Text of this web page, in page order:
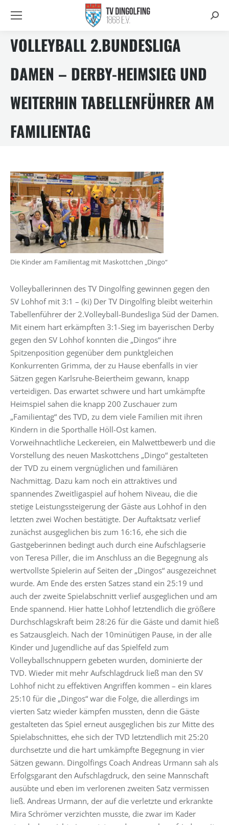
VOLLEYBALL 2.BUNDESLIGA
DAMEN – DERBY-HEIMSIEG UND
WEITERHIN TABELLENFÜHRER AM
FAMILIENTAG
Die Kinder am Familientag mit Maskottchen „Dingo“
Volleyballerinnen des TV Dingolfing gewinnen gegen den
SV Lohhof mit 3:1 – (ki) Der TV Dingolfing bleibt weiterhin
Tabellenführer der 2.Volleyball-Bundesliga Süd der Damen.
Mit einem hart erkämpften 3:1-Sieg im bayerischen Derby
gegen den SV Lohhof konnten die „Dingos“ ihre
Spitzenposition gegenüber dem punktgleichen
Konkurrenten Grimma, der zu Hause ebenfalls in vier
Sätzen gegen Karlsruhe-Beiertheim gewann, knapp
verteidigen. Das erwartet schwere und hart umkämpfte
Heimspiel sahen die knapp 200 Zuschauer zum
„Familientag“ des TVD, zu dem viele Familien mit ihren
Kindern in die Sporthalle Höll-Ost kamen.
Vorweihnachtliche Leckereien, ein Malwettbewerb und die
Vorstellung des neuen Maskottchens „Dingo“ gestalteten
der TVD zu einem vergnüglichen und familiären
Nachmittag. Dazu kam noch ein attraktives und
spannendes Zweitligaspiel auf hohem Niveau, die die
stetige Leistungssteigerung der Gäste aus Lohhof in den
letzten zwei Wochen bestätigte. Der Auftaktsatz verlief
zunächst ausgeglichen bis zum 16:16, ehe sich die
Gastgeberinnen bedingt auch durch eine Aufschlagserie
von Teresa Piller, die im Anschluss an die Begegnung als
wertvollste Spielerin auf Seiten der „Dingos“ ausgezeichnet
wurde. Am Ende des ersten Satzes stand ein 25:19 und
auch der zweite Spielabschnitt verlief ausgeglichen und am
Ende spannend. Hier hatte Lohhof letztendlich die größere
Durchschlagskraft beim 28:26 für die Gäste und damit hieß
es Satzausgleich. Nach der 10minütigen Pause, in der alle
Kinder und Jugendliche auf das Spielfeld zum
Volleyballschnuppern gebeten wurden, dominierte der
TVD. Wieder mit mehr Aufschlagdruck ließ man den SV
Lohhof nicht zu effektiven Angriffen kommen – ein klares
25:10 für die „Dingos“ war die Folge, die allerdings im
vierten Satz wieder kämpfen mussten, denn die Gäste
gestalteten das Spiel erneut ausgeglichen bis zur Mitte des
Spielabschnittes, ehe sich der TVD letztendlich mit 25:20
durchsetzte und die hart umkämpfte Begegnung in vier
Sätzen gewann. Dingolfings Coach Andreas Urmann sah als
Erfolgsgarant den Aufschlagdruck, den seine Mannschaft
ausübte und eben im verlorenen zweiten Satz vermissen
ließ. Andreas Urmann, der auf die verletzte und erkrankte
Mira Schrömer verzichten musste, die zwar im Kader